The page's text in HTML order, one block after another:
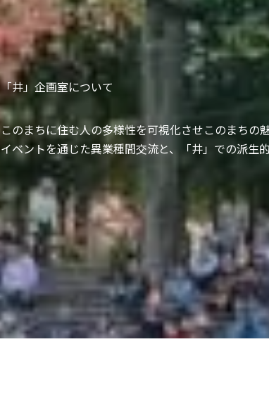
「井」企画室について
このまちに住む人の多様性を可視化させこのまちの
イベントを通じた異業種間交流と、「井」での派生